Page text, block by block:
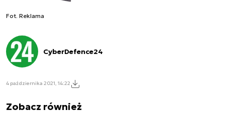
Fot. Reklama
CyberDefence24
4 października 2021, 14:22
Zobacz również